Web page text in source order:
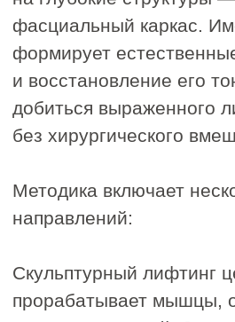
Сертификаты на
получать регулярно. Номинальный
сертификат можно потратить на
Купить сертификат